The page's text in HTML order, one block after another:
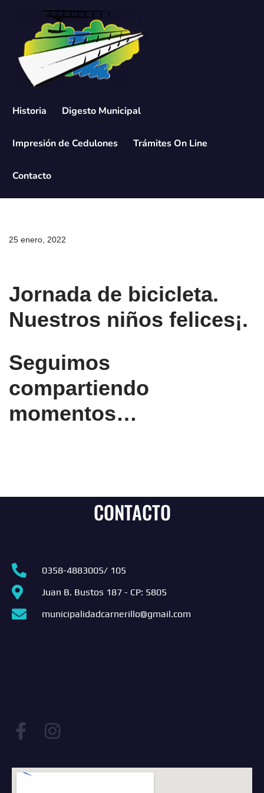
contenido
Historia Digesto Municipal
Impresión de Cedulones Trámites On Line
Contacto
25 enero, 2022
Jornada de bicicleta.
Nuestros niños felices¡.
Seguimos
compartiendo
momentos…
CONTACTO
0358-4883005/ 105
Juan B. Bustos 187 - CP: 5805
municipalidadcarnerillo@gmail.com